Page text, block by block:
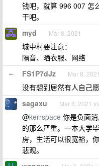
钱吧，就算 996 007 怎
干吧。
myd Mar 8, 2021
城中村要注意：
隔音、晒衣服、网络
FS1P7dJz Mar 8, 2021
没有想到居然有人自己
sagaxu Mar 8, 2021
@kerrspace 你是负面
的那么严重。一本大学
房，生活可以很宽裕，
悲观。